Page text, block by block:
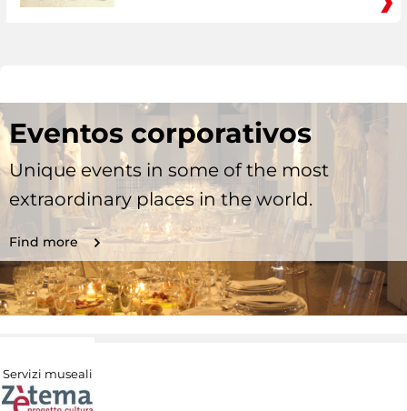
Eventos corporativos
Unique events in some of the most
extraordinary places in the world.
Find more
Servizi museali